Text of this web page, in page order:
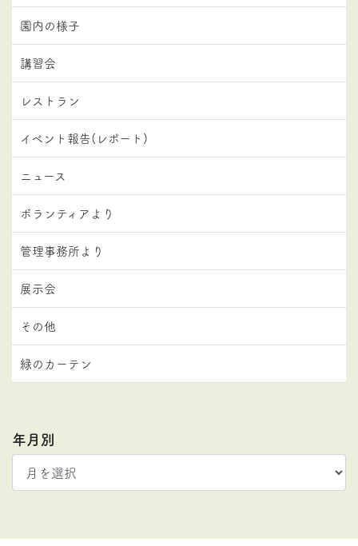
園内の様子
講習会
レストラン
イベント報告(レポート)
ニュース
ボランティアより
管理事務所より
展示会
その他
緑のカーテン
年月別